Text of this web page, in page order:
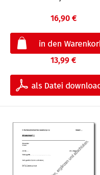
16,90 €
13,99 €